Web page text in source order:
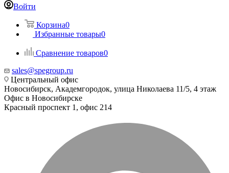
Войти
Корзина0
Избранные товары0
Сравнение товаров0
sales@spegroup.ru
Центральный офис
Новосибирск, Академгородок, улица Николаева 11/5, 4 этаж
Офис в Новосибирске
Красный проспект 1, офис 214